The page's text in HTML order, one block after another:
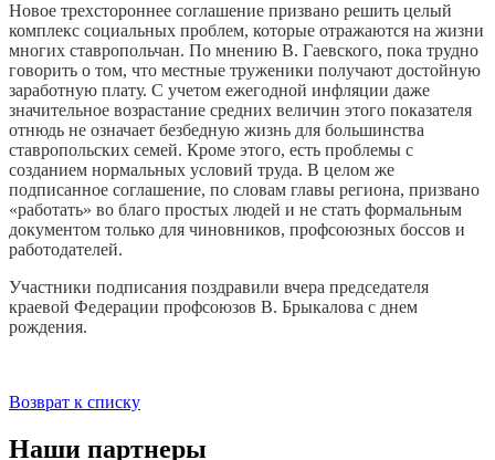
Новое трехстороннее соглашение призвано решить целый
комплекс социальных проблем, которые отражаются на жизни
многих ставропольчан. По мнению В. Гаевского, пока трудно
говорить о том, что местные труженики получают достойную
заработную плату. С учетом ежегодной инфляции даже
значительное возрастание средних величин этого показателя
отнюдь не означает безбедную жизнь для большинства
ставропольских семей. Кроме этого, есть проблемы с
созданием нормальных условий труда. В целом же
подписанное соглашение, по словам главы региона, призвано
«работать» во благо простых людей и не стать формальным
документом только для чиновников, профсоюзных боссов и
работодателей.
Участники подписания поздравили вчера председателя
краевой Федерации профсоюзов В. Брыкалова с днем
рождения.
Возврат к списку
Наши партнеры